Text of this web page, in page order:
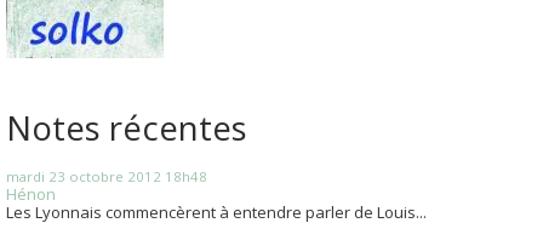
Notes récentes
mardi 23 octobre 2012 18h48
Hénon
Les Lyonnais commencèrent à entendre parler de Louis...